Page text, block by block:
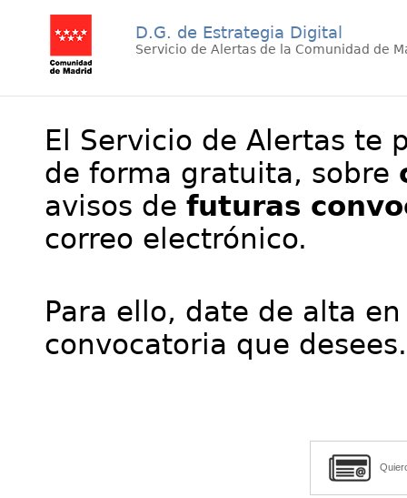
D.G. de Estrategia Digital
Servicio de Alertas de la Comunidad de
El Servicio de Alertas te
de forma gratuita, sobre
avisos de futuras
correo electrónico.
Para ello, date de alta
convocatoria que desees.